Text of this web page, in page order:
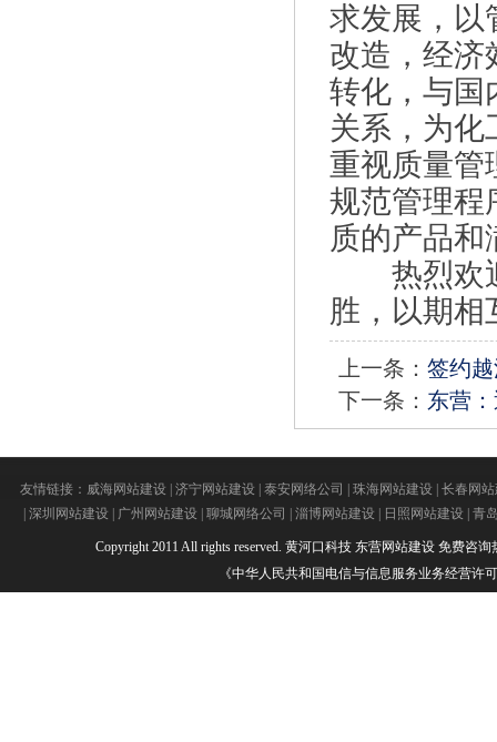
求发展，以
改造，经济
转化，与国
关系，为化
重视质量管
规范管理程
质的产品
热烈欢迎
胜，以期相
上一条： 签约
下一条： 东营
友情链接： 威海网站建设| 济宁网站建设| 泰安网络公司 珠海网站建设| 长春网
深圳网站建设| 广州网站建设| 聊城网络公司 淄博网站建设| 日照网站建设| 青
Copyright 2011 All rights reserved. 黄河口科技 东营网站建设 免费咨询
《中华人民共和国电信与信息服务业务经营许